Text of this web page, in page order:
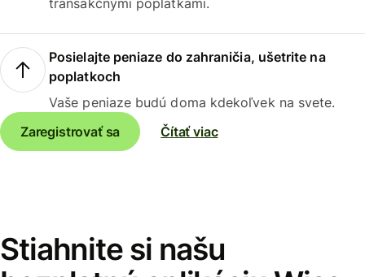
transakčnými poplatkami.
Posielajte peniaze do zahraničia, ušetrite na
poplatkoch
Vaše peniaze budú doma kdekoľvek na svete.
Zaregistrovať sa
Čítať viac
Stiahnite si našu